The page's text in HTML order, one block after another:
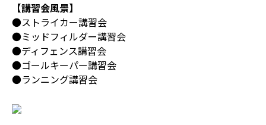
【講習会風景】
●ストライカー講習会
●ミッドフィルダー講習会
●ディフェンス講習会
●ゴールキーパー講習会
●ランニング講習会